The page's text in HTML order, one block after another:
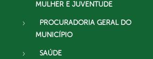
MULHER E JUVENTUDE
PROCURADORIA GERAL DO
MUNICÍPIO
SAÚDE